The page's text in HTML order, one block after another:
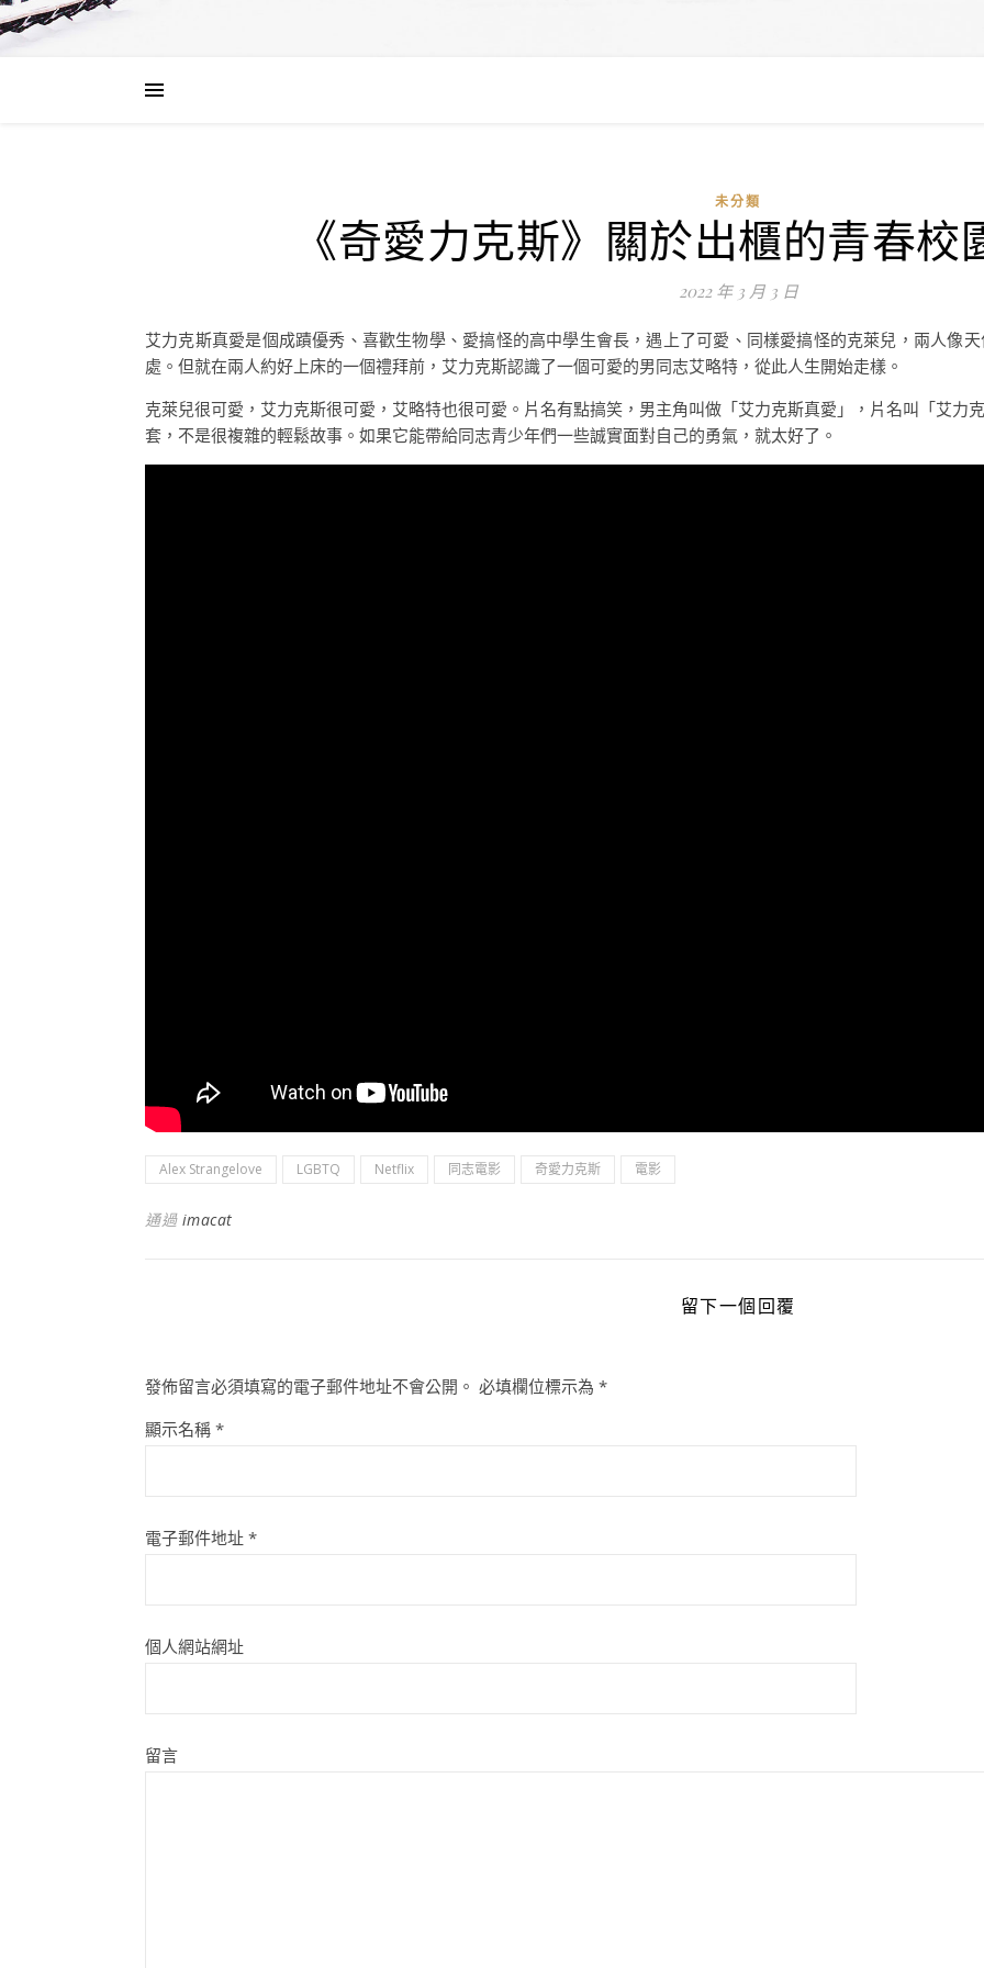
未分類
《奇愛力克斯》關於出櫃的青春校
2022 年 3 月 3 日
艾力克斯真愛是個成蹟優秀、喜歡生物學、愛搞怪的高中學生會長，遇上了可愛、同樣愛搞怪的克萊兒，兩人像
處。但就在兩人約好上床的一個禮拜前，艾力克斯認識了一個可愛的男同志艾略特，從此人生開始走樣。
克萊兒很可愛，艾力克斯很可愛，艾略特也很可愛。片名有點搞笑，男主角叫做「艾力克斯真愛」，片名叫「艾力
套，不是很複雜的輕鬆故事。如果它能帶給同志青少年們一些誠實面對自己的勇氣，就太好了。
Alex Strangelove LGBTQ Netflix 同志電影 奇愛力克斯 電影
通過 imacat
留下一個回覆
發佈留言必須填寫的電子郵件地址不會公開。 必填欄位標示為 *
顯示名稱 *
電子郵件地址 *
個人網站網址
留言